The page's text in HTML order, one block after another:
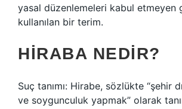
yasal düzenlemeleri kabul etmeyen
kullanılan bir terim.
HIRABA NEDIR?
Suç tanımı: Hirabe, sözlükte “şehir
ve soygunculuk yapmak” olarak